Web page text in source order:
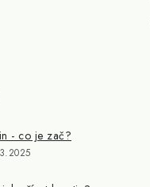
- co je zač?